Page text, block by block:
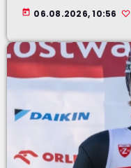
today 06.08.2026, 10:56